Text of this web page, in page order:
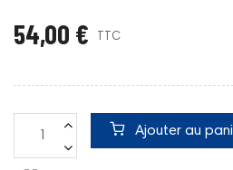
54,00 € TTC
Ajouter au